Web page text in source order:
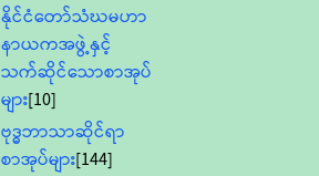
နိုင်ငံတော်သံဃမဟာ
နာယကအဖွဲ့နှင့်
သက်ဆိုင်သောစာအုပ်
များ[10]
ဗုဒ္ဓဘာသာဆိုင်ရာ
စာအုပ်များ[144]